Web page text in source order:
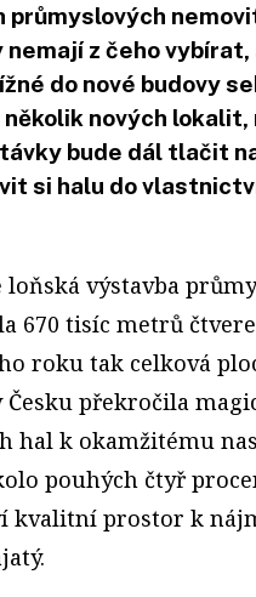
průmyslových
z čeho
do nové budovy
nových lokalit,
bude dál tlačit
si halu do
loňská výstavba
670 tisíc metrů
roku tak celková
Česku překročila
hal k okamžitému
pouhých čtyř
kvalitní prostor k